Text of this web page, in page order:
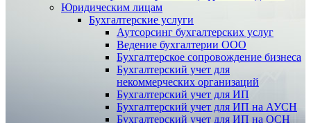
Юридическим лицам
Бухгалтерские услуги
Аутсорсинг бухгалтерских услуг
Ведение бухгалтерии ООО
Бухгалтерское сопровождение бизнеса
Бухгалтерский учет для
некоммерческих организаций
Бухгалтерский учет для ИП
Бухгалтерский учет для ИП на АУСН
Бухгалтерский учет для ИП на ОСН